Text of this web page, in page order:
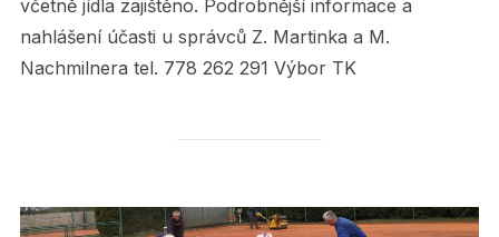
včetně jídla zajištěno. Podrobnější informace a
nahlášení účasti u správců Z. Martinka a M.
Nachmilnera tel. 778 262 291 Výbor TK